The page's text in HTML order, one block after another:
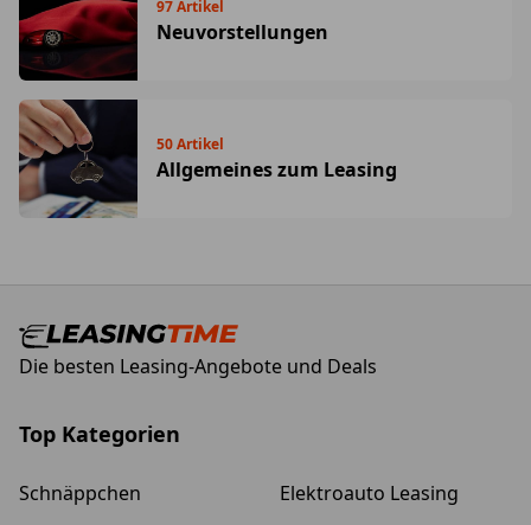
97Artikel
Neuvorstellungen
50Artikel
Allgemeines zum Leasing
Die besten Leasing-Angebote und Deals
Top Kategorien
Schnäppchen
Elektroauto Leasing